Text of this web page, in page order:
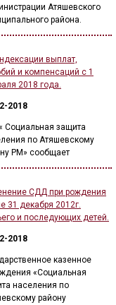
Атяшевского
района.
выплат,
и компенсаций с 1
2018 года.
2018
Социальная защита
по Атяшевскому
РМ» сообщает
СДД при рождения
31 декабря 2012г.
и последующих детей.
2018
казенное
«Социальная
населения по
району